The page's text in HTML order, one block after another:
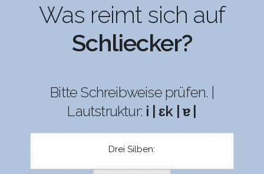
Was reimt sich auf
Schliecker?
Bitte Schreibweise prüfen. |
Lautstruktur: i | ɛk | ɐ |
Drei Silben: